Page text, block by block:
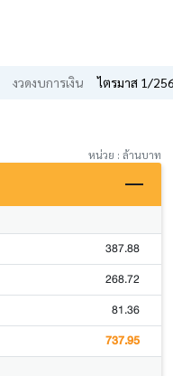
งวดงบการเงิน ไตรมาส 1/
หน่วย : ล้านบาท
387.88
268.72
81.36
737.95